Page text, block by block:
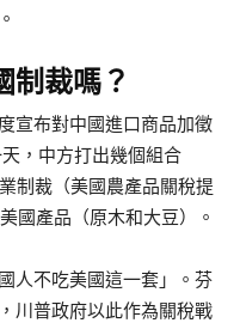
制裁嗎？
宣布對中國進口商品加徵
，中方打出幾個組合
制裁（美國農產品關稅提
國產品（原木和大豆）。
人不吃美國這一套」。芬
川普政府以此作為關稅戰